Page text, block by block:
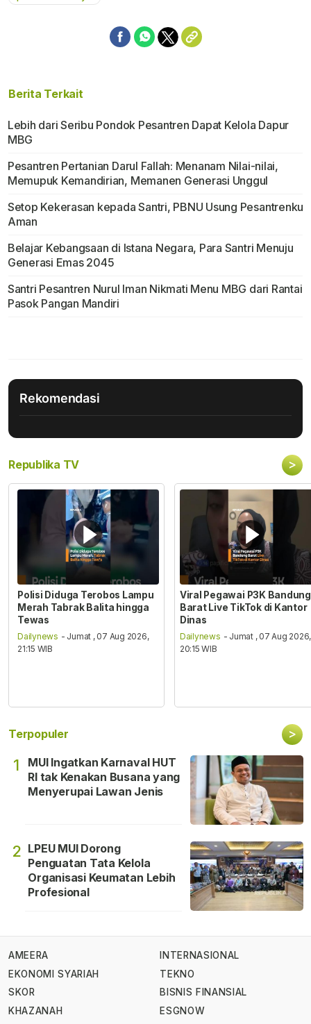
Berita Terkait
Lebih dari Seribu Pondok Pesantren Dapat Kelola Dapur
MBG
Pesantren Pertanian Darul Fallah: Menanam Nilai-nilai,
Memupuk Kemandirian, Memanen Generasi Unggul
Setop Kekerasan kepada Santri, PBNU Usung Pesantrenku
Aman
Belajar Kebangsaan di Istana Negara, Para Santri Menuju
Generasi Emas 2045
Santri Pesantren Nurul Iman Nikmati Menu MBG dari Rantai
Pasok Pangan Mandiri
Rekomendasi
Republika TV >
Polisi Diduga Terobos Lampu
Merah Tabrak Balita hingga
Tewas
Dailynews - Jumat , 07 Aug 2026,
21:15 WIB
Viral Pegawai P3K Bandung
Barat Live TikTok di Kantor
Dinas
Dailynews - Jumat , 07 Aug 2026,
20:15 WIB
Terpopuler >
1
MUI Ingatkan Karnaval HUT
RI tak Kenakan Busana yang
Menyerupai Lawan Jenis
2 LPEU MUI Dorong
Penguatan Tata Kelola
Organisasi Keumatan Lebih
Profesional
AMEERA
EKONOMI SYARIAH
SKOR
KHAZANAH
INTERNASIONAL
TEKNO
BISNIS FINANSIAL
ESGNOW